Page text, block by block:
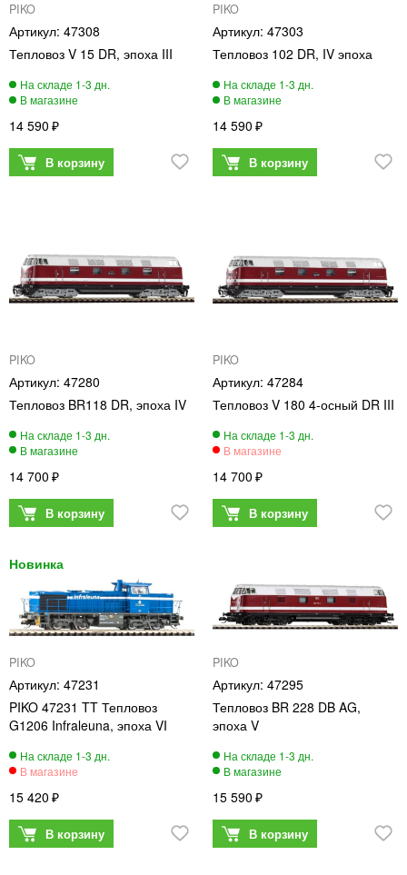
PIKO
47308
Тепловоз V 15 DR, эпоха III
14 590
PIKO
47303
Тепловоз 102 DR, IV эпоха
14 590
PIKO
47280
Тепловоз BR118 DR, эпоха IV
14 700
PIKO
47284
Тепловоз V 180 4-осный DR III
14 700
PIKO
47231
PIKO 47231 TT Тепловоз
G1206 Infraleuna, эпоха VI
15 420
PIKO
47295
Тепловоз BR 228 DB AG,
эпоха V
15 590